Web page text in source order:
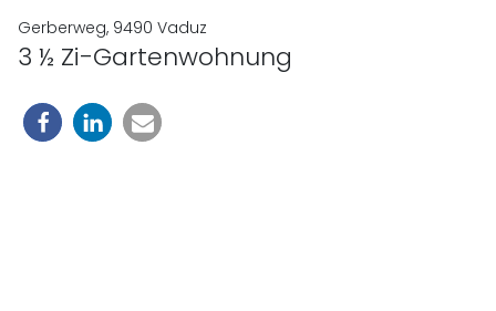
Gerberweg, 9490 Vaduz
3 ½ Zi-Gartenwohnung